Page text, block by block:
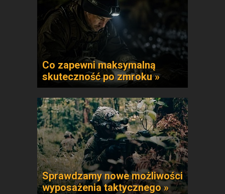
Co zapewni maksymalną
skuteczność po zmroku »
Sprawdzamy nowe możliwości
wyposażenia taktycznego »